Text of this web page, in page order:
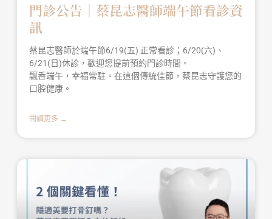
門診公告｜蔡昆志醫師端午節看診資
訊
蔡昆志醫師於端午節6/19(五) 正常看診；6/20(六)、
6/21(日)休診，歡迎您提前預約門診時間。
飄香端午，幸福常駐。在這個傳統佳節，蔡昆志守護您的
口腔健康。
閱讀更多 →